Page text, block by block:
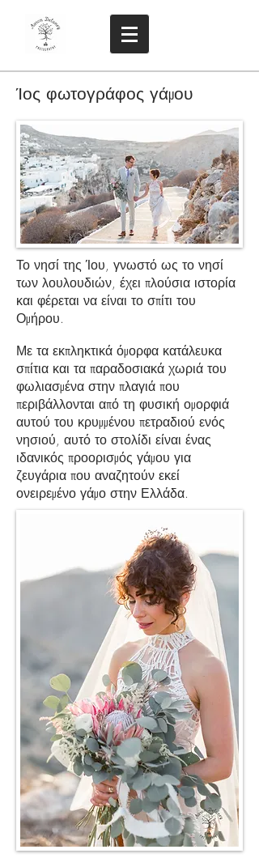
Ίος φωτογράφος γάμου
Το νησί της Ίου, γνωστό ως το νησί
των λουλουδιών, έχει πλούσια ιστορία
και φέρεται να είναι το σπίτι του
Ομήρου.
Με τα εκπληκτικά όμορφα κατάλευκα
σπίτια και τα παραδοσιακά χωριά του
φωλιασμένα στην πλαγιά που
περιβάλλονται από τη φυσική ομορφιά
αυτού του κρυμμένου πετραδιού ενός
νησιού, αυτό το στολίδι είναι ένας
ιδανικός προορισμός γάμου για
ζευγάρια που αναζητούν εκεί
ονειρεμένο γάμο στην Ελλάδα.